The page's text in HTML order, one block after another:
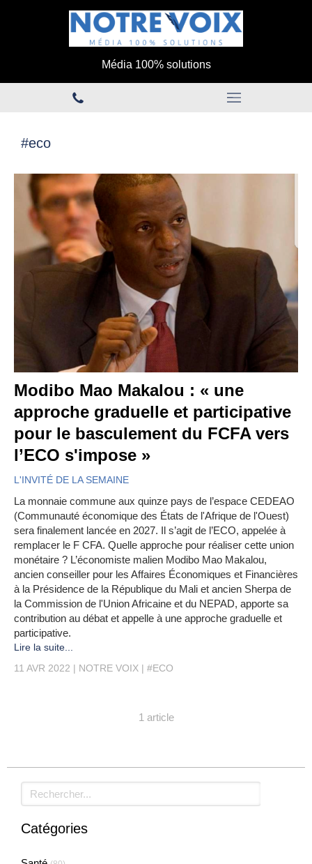
Média 100% solutions
#eco
Modibo Mao Makalou : « une
approche graduelle et participative
pour le basculement du FCFA vers
l’ECO s'impose »
L'INVITÉ DE LA SEMAINE
La monnaie commune aux quinze pays de l’espace CEDEAO
(Communauté économique des États de l'Afrique de l'Ouest)
sera finalement lancée en 2027. Il s’agit de l’ECO, appelée à
remplacer le F CFA. Quelle approche pour réaliser cette union
monétaire ? L’économiste malien Modibo Mao Makalou,
ancien conseiller pour les Affaires Économiques et Financières
à la Présidence de la République du Mali et ancien Sherpa de
la Commission de l'Union Africaine et du NEPAD, apporte sa
contribution au débat et appelle à une approche graduelle et
participative.
Lire la suite...
11 AVR 2022
NOTRE VOIX #ECO
1 article
Rechercher
Catégories